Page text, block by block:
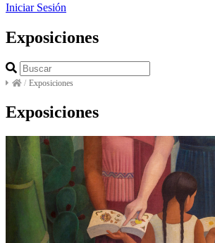
Iniciar Sesión
Exposiciones
/ Exposiciones
Exposiciones